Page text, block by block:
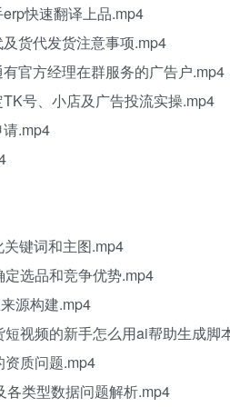
erp快速翻译上品.mp4
及货代发货注意事项.mp4
有官方经理在群服务的广告户.mp4
TK号、小店及广告投流实操.mp4
请.mp4
键词和主图.mp4
选品和竞争优势.mp4
源构建.mp4
视频的新手怎么用ai帮助生成脚
质问题.mp4
各类型数据问题解析.mp4